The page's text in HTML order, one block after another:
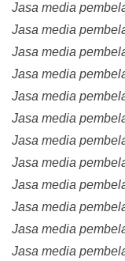
Jasa media
Jasa media
Jasa media
Jasa media
Jasa media
Jasa media
Jasa media
Jasa media
Jasa media
Jasa media
Jasa media
Jasa media